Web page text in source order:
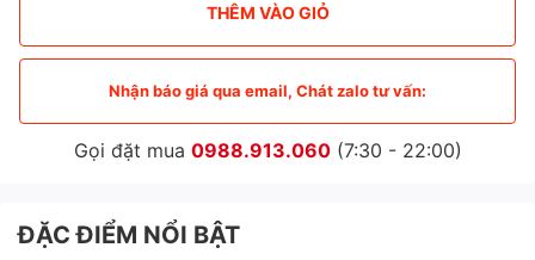
THÊM VÀO GIỎ
Nhận báo giá qua email, Chát zalo tư vấn:
Gọi đặt mua 0988.913.060(7:30 - 22:00)
ĐẶC ĐIỂM NỔI BẬT